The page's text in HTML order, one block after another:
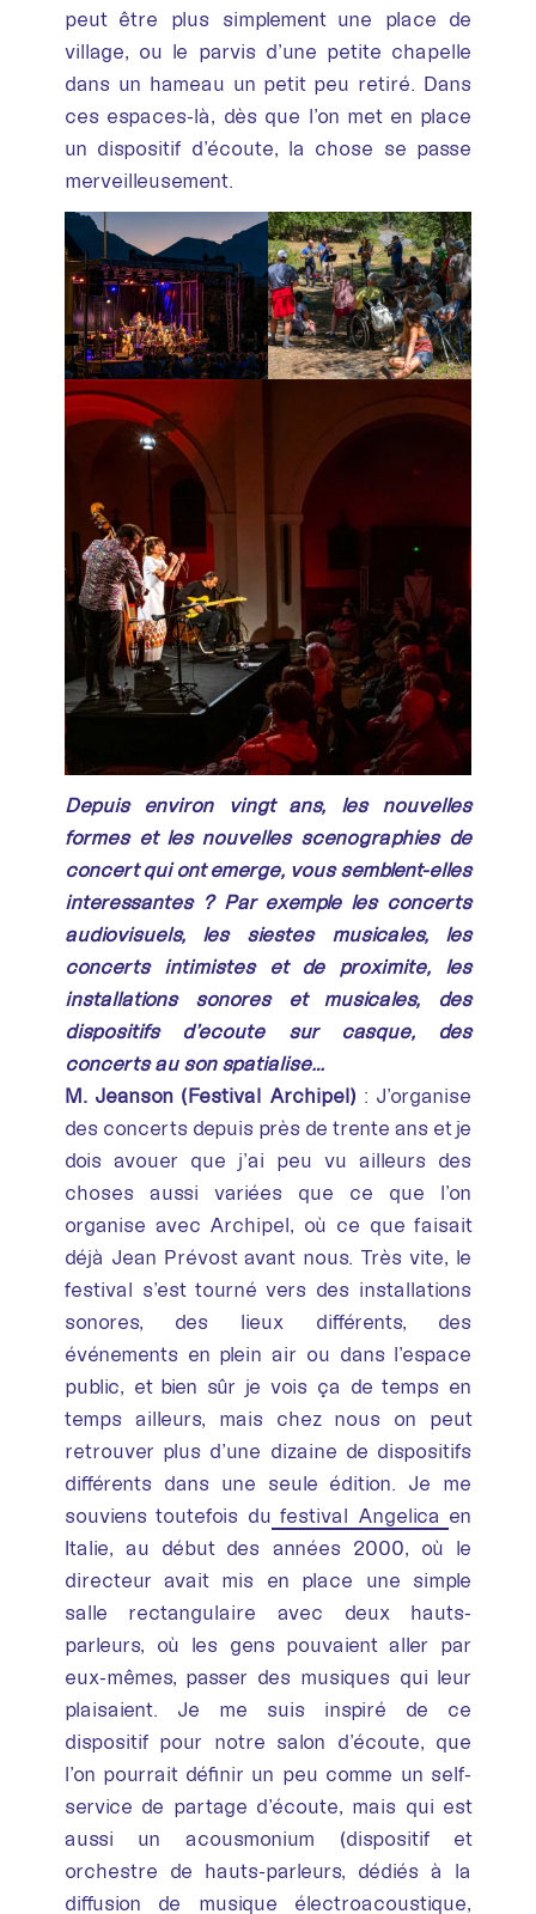
peut être plus simplement une place de
village, ou le parvis d’une petite chapelle
dans un hameau un petit peu retiré. Dans
ces espaces-là, dès que l’on met en place
un dispositif d’écoute, la chose se passe
merveilleusement.
Depuis environ vingt ans, les nouvelles
formes et les nouvelles scénographies de
concert qui ont émergé, vous semblent-elles
intéressantes ? Par exemple les concerts
audiovisuels, les siestes musicales, les
concerts intimistes et de proximité, les
installations sonores et musicales, des
dispositifs d’écoute sur casque, des
concerts au son spatialisé…
M. Jeanson (Festival Archipel) : J’organise
des concerts depuis près de trente ans et je
dois avouer que j’ai peu vu ailleurs des
choses aussi variées que ce que l’on
organise avec Archipel, où ce que faisait
déjà Jean Prévost avant nous. Très vite, le
festival s’est tourné vers des installations
sonores, des lieux différents, des
événements en plein air ou dans l’espace
public, et bien sûr je vois ça de temps en
temps ailleurs, mais chez nous on peut
retrouver plus d’une dizaine de dispositifs
différents dans une seule édition. Je me
souviens toutefois du festival Angelica en
Italie, au début des années 2000, où le
directeur avait mis en place une simple
salle rectangulaire avec deux hauts-
parleurs, où les gens pouvaient aller par
eux-mêmes, passer des musiques qui leur
plaisaient. Je me suis inspiré de ce
dispositif pour notre salon d’écoute, que
l’on pourrait définir un peu comme un self-
service de partage d’écoute, mais qui est
aussi un acousmonium (dispositif et
orchestre de hauts-parleurs, dédiés à la
diffusion de musique électroacoustique,